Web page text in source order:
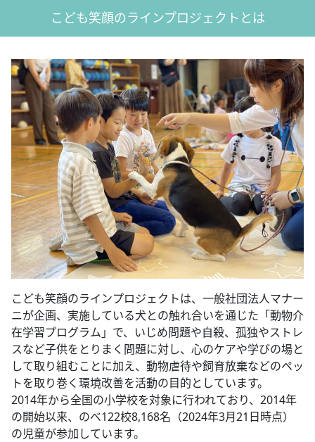
こども笑顔のラインプロジェクトとは
こども笑顔のラインプロジェクトは、一般社団法人マナー
ニが企画、実施している犬との触れ合いを通じた「動物介
在学習プログラム」で、いじめ問題や自殺、孤独やストレ
スなど子供をとりまく問題に対し、心のケアや学びの場と
して取り組むことに加え、動物虐待や飼育放棄などのペッ
トを取り巻く環境改善を活動の目的としています。
2014年から全国の小学校を対象に行われており、2014年
の開始以来、のべ122校8,168名（2024年3月21日時点）
の児童が参加しています。